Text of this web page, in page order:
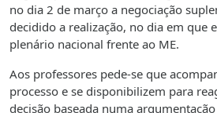
no dia 2 de março a negociação
decidido a realização, no dia em que
plenário nacional frente ao ME.
Aos professores pede-se que
processo e se disponibilizem para
decisão baseada numa